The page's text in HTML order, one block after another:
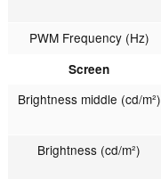
PWM Frequency (Hz)
Screen
Brightness middle (cd/m²)
Brightness (cd/m²)